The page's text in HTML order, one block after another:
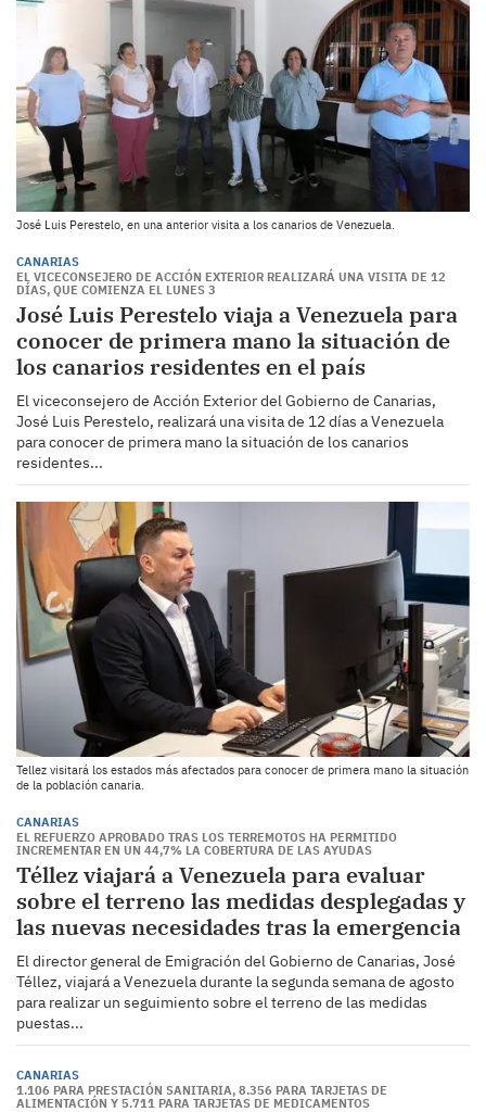
José Luis Perestelo, en una anterior visita a los canarios de Venezuela.
CANARIAS
EL VICECONSEJERO DE ACCIÓN EXTERIOR REALIZARÁ UNA VISITA DE 12
DÍAS, QUE COMIENZA EL LUNES 3
José Luis Perestelo viaja a Venezuela para
conocer de primera mano la situación de
los canarios residentes en el país
El viceconsejero de Acción Exterior del Gobierno de Canarias,
José Luis Perestelo, realizará una visita de 12 días a Venezuela
para conocer de primera mano la situación de los canarios
residentes...
Tellez visitará los estados más afectados para conocer de primera mano la situación
de la población canaria.
CANARIAS
EL REFUERZO APROBADO TRAS LOS TERREMOTOS HA PERMITIDO
INCREMENTAR EN UN 44,7% LA COBERTURA DE LAS AYUDAS
Téllez viajará a Venezuela para evaluar
sobre el terreno las medidas desplegadas y
las nuevas necesidades tras la emergencia
El director general de Emigración del Gobierno de Canarias, José
Téllez, viajará a Venezuela durante la segunda semana de agosto
para realizar un seguimiento sobre el terreno de las medidas
puestas...
CANARIAS
1.106 PARA PRESTACIÓN SANITARIA, 8.356 PARA TARJETAS DE
ALIMENTACIÓN Y 5.711 PARA TARJETAS DE MEDICAMENTOS